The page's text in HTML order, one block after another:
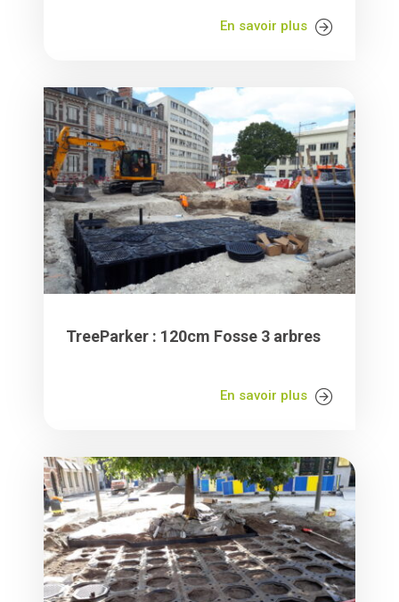
En savoir plus
TreeParker : 120cm Fosse 3 arbres
En savoir plus